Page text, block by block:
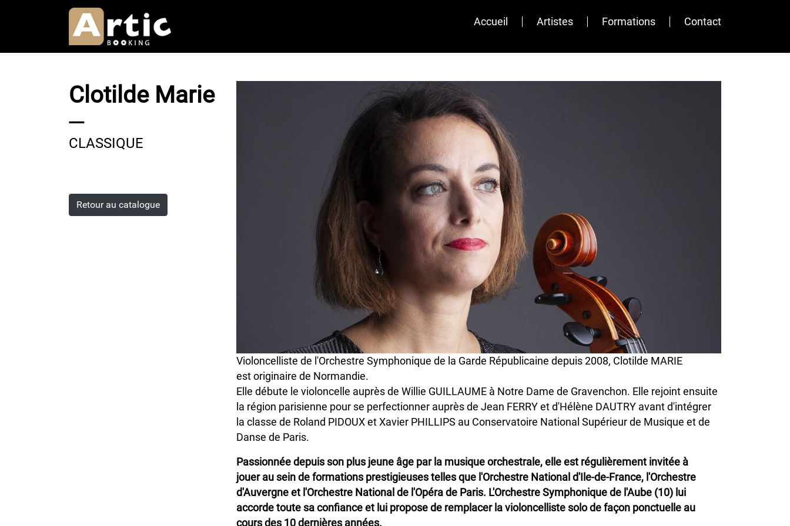
principal
Accueil Artistes Formations Contact
Clotilde Marie
----
CLASSIQUE
Retour au catalogue
Violoncelliste de l'Orchestre Symphonique de la Garde Républicaine depuis 2008, Clotilde MARIE
est originaire de Normandie.
Elle débute le violoncelle auprès de Willie GUILLAUME à Notre Dame de Gravenchon. Elle rejoint ensuite
la région parisienne pour se perfectionner auprès de Jean FERRY et d'Hélène DAUTRY avant d'intégrer
la classe de Roland PIDOUX et Xavier PHILLIPS au Conservatoire National Supérieur de Musique et de
Danse de Paris.
Passionnée depuis son plus jeune âge par la musique orchestrale, elle est régulièrement invitée à
jouer au sein de formations prestigieuses telles que l'Orchestre National d'Ile-de-France, l'Orchestre
d'Auvergne et l'Orchestre National de l'Opéra de Paris. L'Orchestre Symphonique de l'Aube (10) lui
accorde toute sa confiance et lui propose de remplacer la violoncelliste solo de façon ponctuelle au
cours des 10 dernières années.